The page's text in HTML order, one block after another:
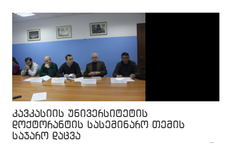
კავკასიის უნივერსიტეტის
დოქტორანტის სასემინარო თემის
საჯარო დაცვა